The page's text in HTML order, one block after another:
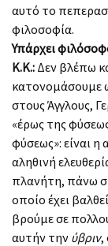
αυτό το
φιλοσοφία.
Υπάρχει
K.K.: Δεν βλέπω
κατονομάσουμε
στους Άγγλους,
«έρως της
φύσεως»: είναι
αληθινή
πλανήτη, πάνω
οποίο έχει
βρούμε σε
αυτήν την ύβριν,